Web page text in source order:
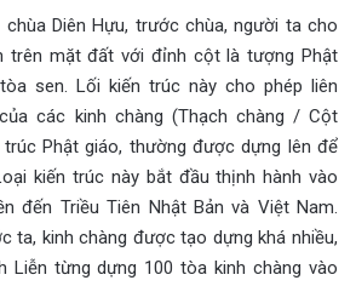
chùa Diên Hựu, trước chùa, người ta cho
trên mặt đất với đỉnh cột là tượng Phật
sen. Lối kiến trúc này cho phép liên
các kinh chàng (Thạch chàng / Cột
Phật giáo, thường được dựng lên để
kiến trúc này bắt đầu thịnh hành vào
đến Triều Tiên Nhật Bản và Việt Nam.
ta, kinh chàng được tạo dựng khá nhiều,
Liễn từng dựng 100 tòa kinh chàng vào